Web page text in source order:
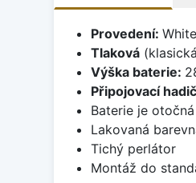
Provedení:
Tlaková
Výška baterie:
Připojovací
Baterie je
Lakovaná
Tichý perlátor
Montáž do